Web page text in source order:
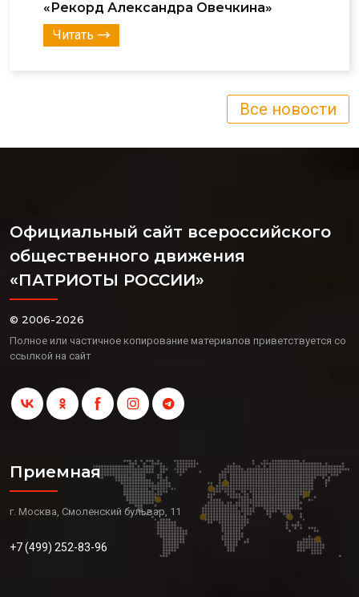
«Рекорд Александра Овечкина»
Читать
Все новости
Официальный сайт всероссийского
общественного движения
«ПАТРИОТЫ РОССИИ»
© 2006-2026
Полное или частичное копирование материалов приветствуется со
ссылкой на сайт
Приемная
г. Москва, Смоленский бульвар, 11
+7 (499) 252-83-96